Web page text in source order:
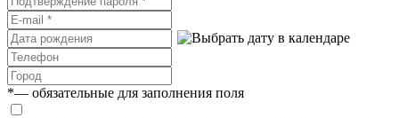
*— обязательные для заполнения поля